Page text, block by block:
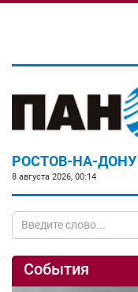
РОСТОВ-НА-ДОНУ
8 августа 2026, 00:14
События